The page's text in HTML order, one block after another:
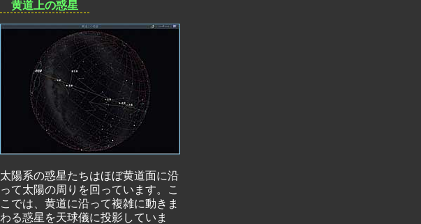
黄道上の惑星
太陽系の惑星たちはほぼ黄道面に沿
って太陽の周りを回っています。こ
こでは、黄道に沿って複雑に動きま
わる惑星を天球儀に投影していま